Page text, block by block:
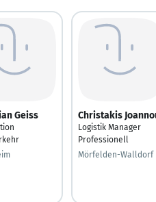
Geiss Christakis
Logistik Manager
Professionell
Mörfelden-Walldorf